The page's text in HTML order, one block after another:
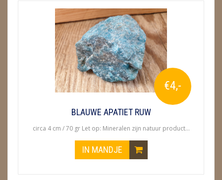
€4,-
BLAUWE APATIET RUW
circa 4 cm / 70 gr Let op: Mineralen zijn natuur product...
IN MANDJE